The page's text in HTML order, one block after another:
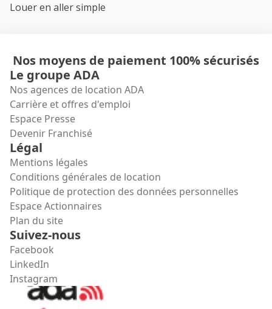
Louer en aller simple
Nos moyens de paiement 100% sécurisés
Le groupe ADA
Nos agences de location ADA
Carrière et offres d'emploi
Espace Presse
Devenir Franchisé
Légal
Mentions légales
Conditions générales de location
Politique de protection des données personnelles
Espace Actionnaires
Plan du site
Suivez-nous
Facebook
LinkedIn
Instagram